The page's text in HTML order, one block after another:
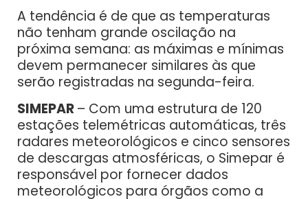
A tendência é de que as temperaturas
não tenham grande oscilação na
próxima semana: as máximas e mínimas
devem permanecer similares às que
serão registradas na segunda-feira.
SIMEPAR– Com uma estrutura de 120
estações telemétricas automáticas, três
radares meteorológicos e cinco sensores
de descargas atmosféricas, o Simepar é
responsável por fornecer dados
meteorológicos para órgãos como a